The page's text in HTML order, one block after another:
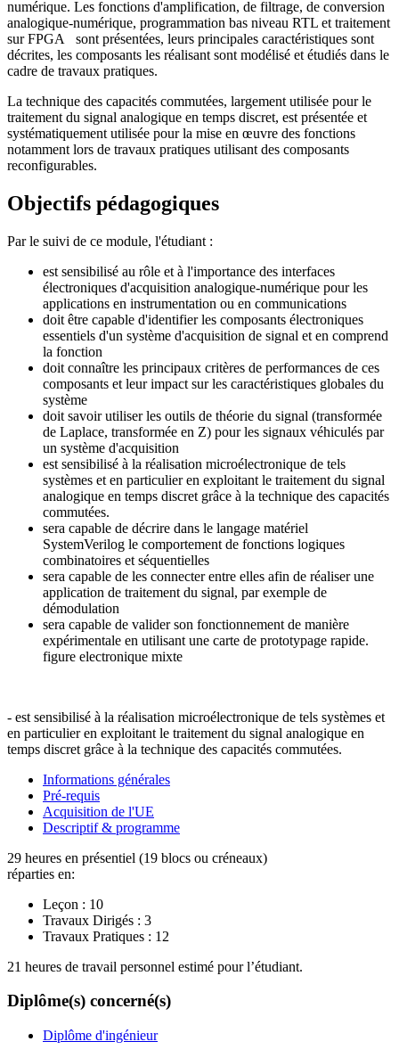
numérique. Les fonctions d'amplification, de filtrage, de conversion
analogique-numérique, programmation bas niveau RTL et traitement
sur FPGA sont présentées, leurs principales caractéristiques sont
décrites, les composants les réalisant sont modélisé et étudiés dans le
cadre de travaux pratiques.
La technique des capacités commutées, largement utilisée pour le
traitement du signal analogique en temps discret, est présentée et
systématiquement utilisée pour la mise en œuvre des fonctions
notamment lors de travaux pratiques utilisant des composants
reconfigurables.
Objectifs pédagogiques
Par le suivi de ce module, l'étudiant :
est sensibilisé au rôle et à l'importance des interfaces
électroniques d'acquisition analogique-numérique pour les
applications en instrumentation ou en communications
doit être capable d'identifier les composants électroniques
essentiels d'un système d'acquisition de signal et en comprend
la fonction
doit connaître les principaux critères de performances de ces
composants et leur impact sur les caractéristiques globales du
système
doit savoir utiliser les outils de théorie du signal (transformée
de Laplace, transformée en Z) pour les signaux véhiculés par
un système d'acquisition
est sensibilisé à la réalisation microélectronique de tels
systèmes et en particulier en exploitant le traitement du signal
analogique en temps discret grâce à la technique des capacités
commutées.
sera capable de décrire dans le langage matériel
SystemVerilog le comportement de fonctions logiques
combinatoires et séquentielles
sera capable de les connecter entre elles afin de réaliser une
application de traitement du signal, par exemple de
démodulation
sera capable de valider son fonctionnement de manière
expérimentale en utilisant une carte de prototypage rapide.
figure electronique mixte
- est sensibilisé à la réalisation microélectronique de tels systèmes et
en particulier en exploitant le traitement du signal analogique en
temps discret grâce à la technique des capacités commutées.
Informations générales
Pré-requis
Acquisition de l'UE
Descriptif & programme
29 heures en présentiel (19 blocs ou créneaux)
réparties en:
Leçon : 10
Travaux Dirigés : 3
Travaux Pratiques : 12
21 heures de travail personnel estimé pour l’étudiant.
Diplôme(s) concerné(s)
Diplôme d'ingénieur